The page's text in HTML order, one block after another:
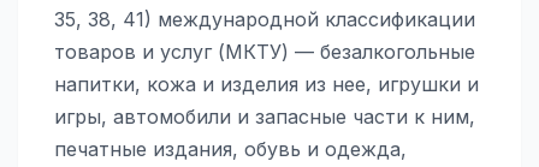
35, 38, 41) международной классификации
товаров и услуг (МКТУ) — безалкогольные
напитки, кожа и изделия из нее, игрушки и
игры, автомобили и запасные части к ним,
печатные издания, обувь и одежда,